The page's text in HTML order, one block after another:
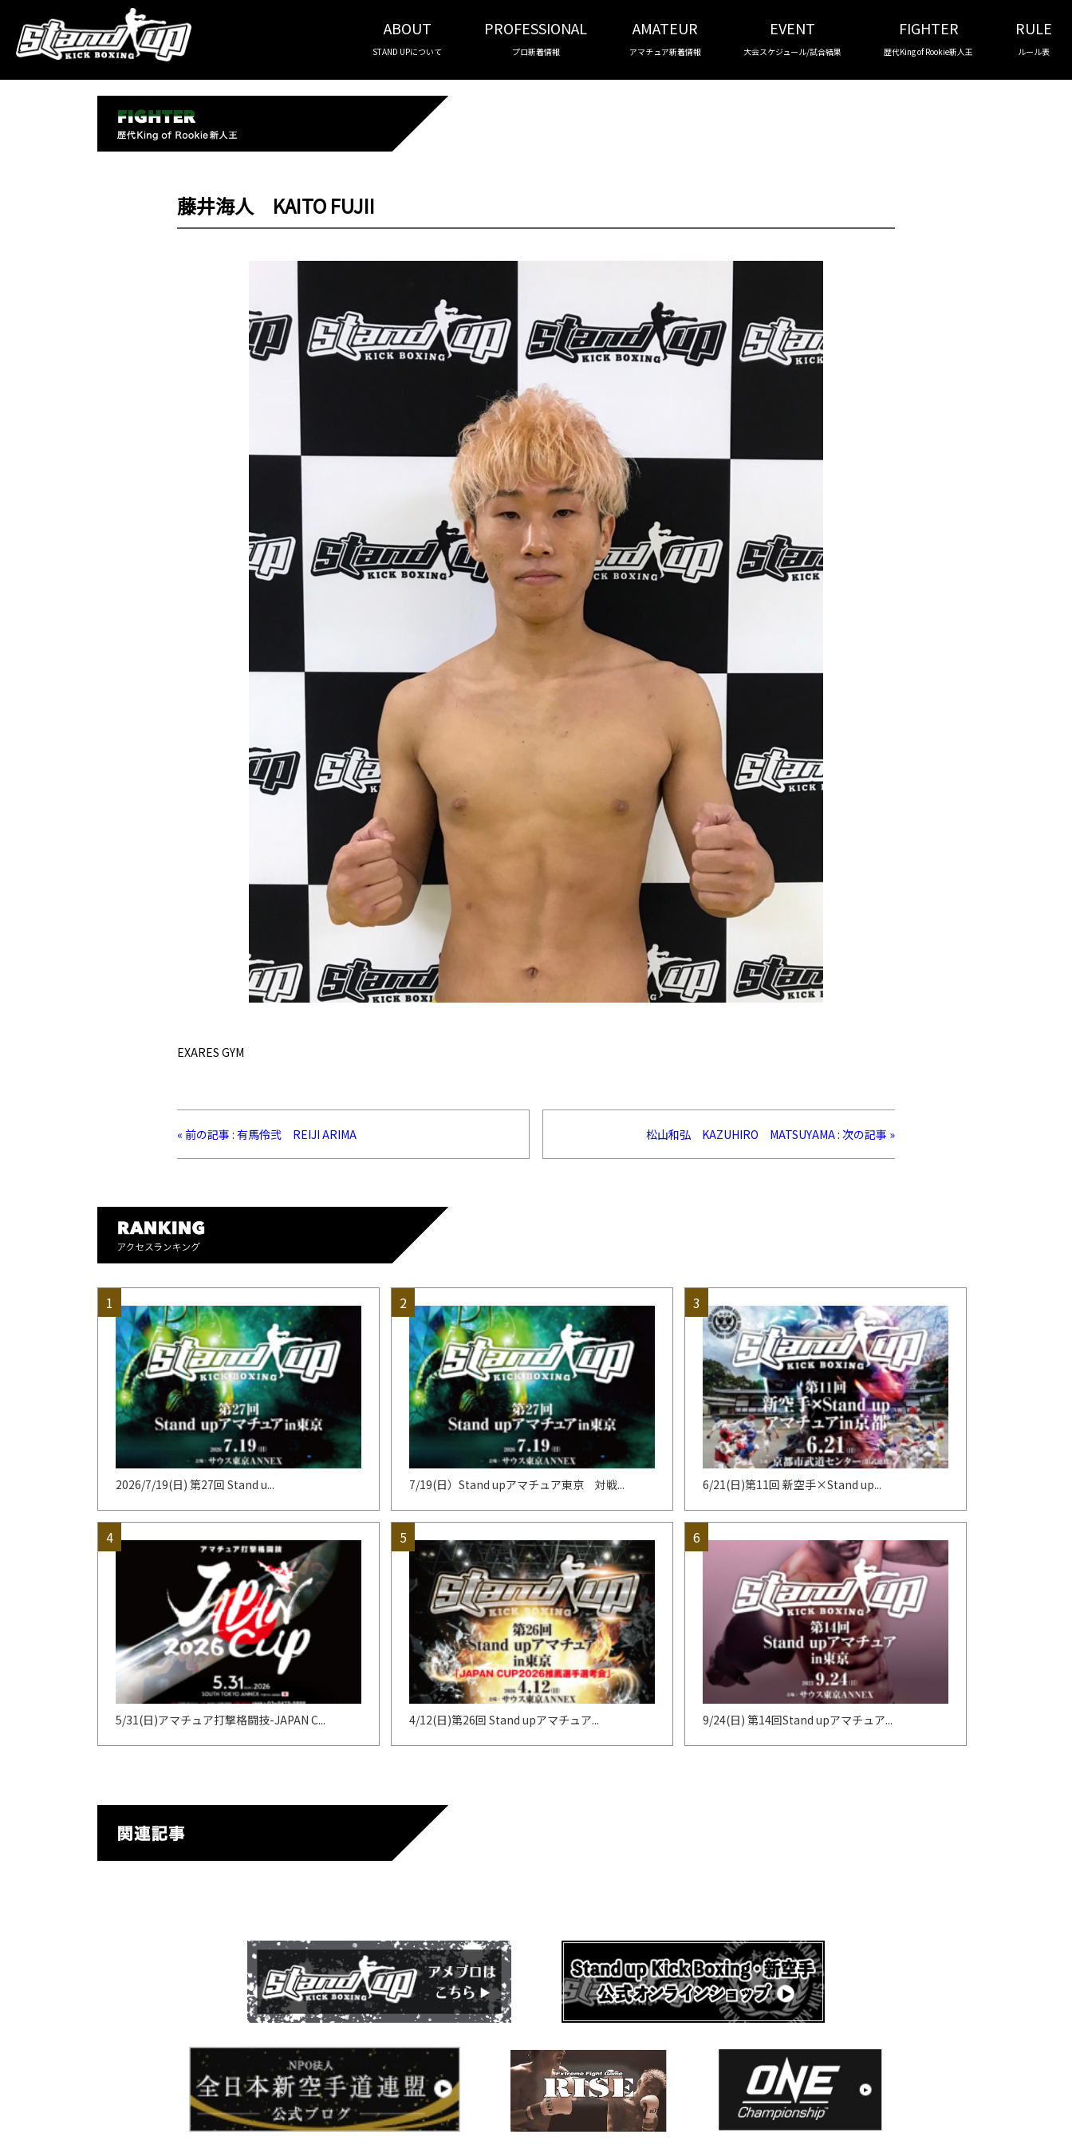
ABOUT
STAND UPについて
PROFESSIONAL
プロ新着情報
AMATEUR
アマチュア新着情報
EVENT
大会スケジュール/試合結果
FIGHTER
歴代King of Rookie新人王
RULE
ルール表
藤井海人 KAITO FUJII
EXARES GYM
« 前の記事 : 有馬伶弐 REIJI ARIMA 松山和弘 KAZUHIRO MATSUYAMA : 次の記事 »
2026/7/19(日) 第27回 Stand u... 7/19(日）Stand upアマチュア東京 対戦... 6/21(日)第11回 新空手×Stand up...
5/31(日)アマチュア打撃格闘技-JAPAN C... 4/12(日)第26回 Stand upアマチュア... 9/24(日) 第14回Stand upアマチュア...